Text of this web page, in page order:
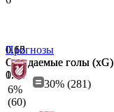
0.66
Ожидаемые голы (xG)
0.43
0.12
Ожидаемые голы (xG)
1.53
Прогнозы
6%
(60)
30% (281)